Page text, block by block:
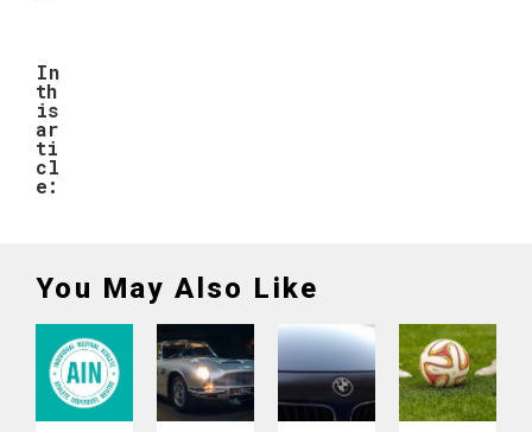
In
th
is
ar
ti
cl
e:
You May Also Like